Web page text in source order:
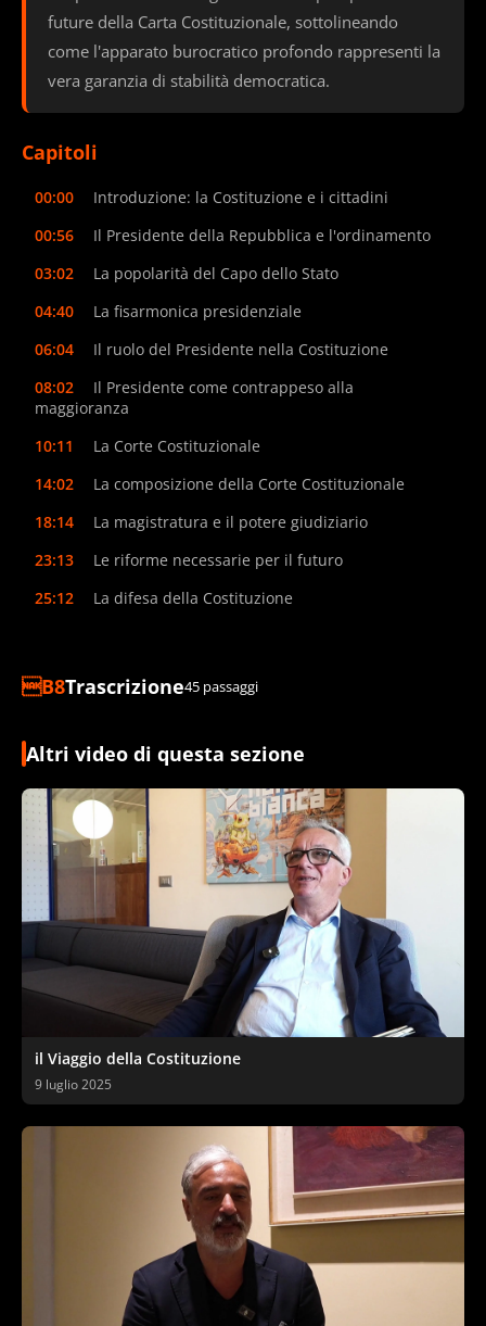
future della Carta Costituzionale, sottolineando
come l'apparato burocratico profondo rappresenti la
vera garanzia di stabilità democratica.
Capitoli
00:00
Introduzione: la Costituzione e i cittadini
00:56
Il Presidente della Repubblica e l'ordinamento
03:02
La popolarità del Capo dello Stato
04:40
La fisarmonica presidenziale
06:04
Il ruolo del Presidente nella Costituzione
08:02
Il Presidente come contrappeso alla
maggioranza
10:11
La Corte Costituzionale
14:02
La composizione della Corte Costituzionale
18:14
La magistratura e il potere giudiziario
23:13
Le riforme necessarie per il futuro
25:12
La difesa della Costituzione
Trascrizione45 passaggi
Altri video di questa sezione
il Viaggio della Costituzione
9 luglio 2025